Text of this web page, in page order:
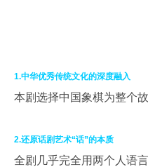
1.中华优秀传统文化的深度融入
本剧选择中国象棋为整个
2.还原话剧艺术“话”的本质
全剧几乎完全用两个人语